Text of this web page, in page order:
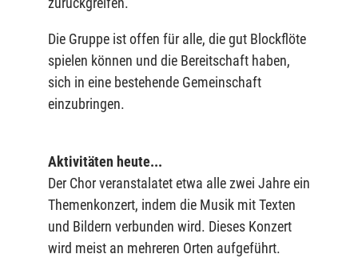
Die Gruppe ist offen für alle, die gut Blockflöte
spielen können und die Bereitschaft haben,
sich in eine bestehende Gemeinschaft
einzubringen.
Aktivitäten heute...
Der Chor veranstalatet etwa alle zwei Jahre ein
Themenkonzert, indem die Musik mit Texten
und Bildern verbunden wird. Dieses Konzert
wird meist an mehreren Orten aufgeführt.